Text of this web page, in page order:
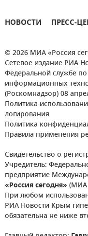
НОВОСТИ ПРЕСС-
© 2026 МИА «Россия
Сетевое издание РИА
Федеральной службе
информационных
(Роскомнадзор) 08
Политика
логирования
Политика
Правила применения
Свидетельство о
Учредитель:
предприятие
«Россия сегодня» (МИА
При любом
РИА Новости Крым
обязательна не ниже